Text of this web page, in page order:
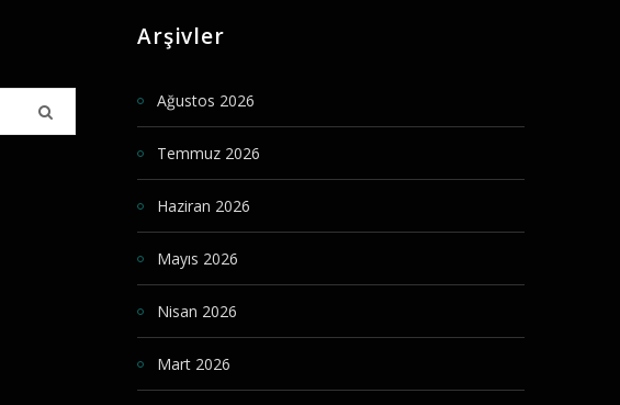
Arşivler
Ağustos 2026
Temmuz 2026
Haziran 2026
Mayıs 2026
Nisan 2026
Mart 2026